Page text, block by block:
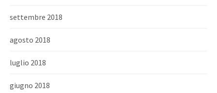
settembre 2018
agosto 2018
luglio 2018
giugno 2018